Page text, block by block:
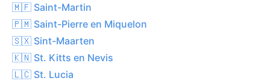
🇲🇫 Saint-Martin
🇵🇲 Saint-Pierre en Miquelon
🇸🇽 Sint-Maarten
🇰🇳 St. Kitts en Nevis
🇱🇨 St. Lucia